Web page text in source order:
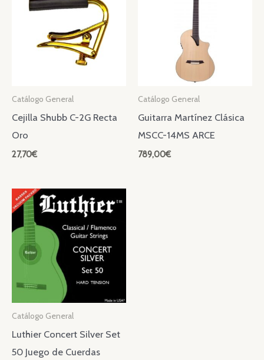
Catálogo General
Cejilla Shubb C-2G Recta
Oro
27,70€
Catálogo General
Guitarra Martínez Clásica
MSCC-14MS ARCE
789,00€
Catálogo General
Luthier Concert Silver Set
50 Juego de Cuerdas